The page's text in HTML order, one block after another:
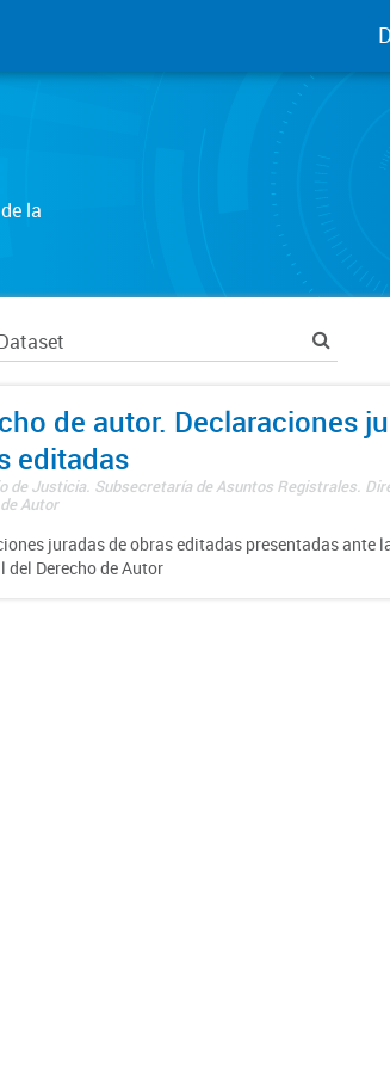
la
de autor. Declaraciones
editadas
de Justicia. Subsecretaría de Asuntos Registrales.
Autor
juradas de obras editadas presentadas ante
del Derecho de Autor